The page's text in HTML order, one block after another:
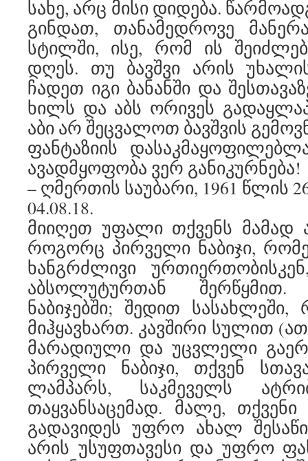
სახე, არც მისი დიდება.
გინდათ, თანამედროვე
სტილში, ისე, რომ ის
დღეს. თუ ბავშვი არის
ჩადეთ იგი ბანანში და
ხილს და აბს ორივეს
აბი არ შეცვალოთ ბავშვის
ფანტაზიის
ავადმყოფობა ვერ განიკურნება!
– ღმერთის საუბარი, 1961 წლის
04.08.18.
მიიღეთ უფალი თქვენს მამად
როგორც პირველი ნაბიჯი,
ხანგრძლივი
აბსოლუტურთან
ნაბიჯებში; შედით
მიჰყავხართ. კავშირი სულით
მარადიული და უცვლელი
პირველი ნაბიჯი, თქვენ
ლამპარს, საკმეველს
თაყვანსაცემად. მალე,
გადავიდეს უფრო ახალ
არის უსუფთავესი და უფრო